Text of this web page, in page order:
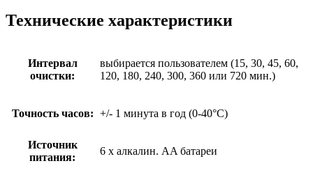
Технические характеристики
Интервал
очистки:
выбирается пользователем (15, 30, 45, 60,
120, 180, 240, 300, 360 или 720 мин.)
Точность часов: +/- 1 минута в год (0-40°C)
Источник
питания:
6 x алкалин. AA батареи